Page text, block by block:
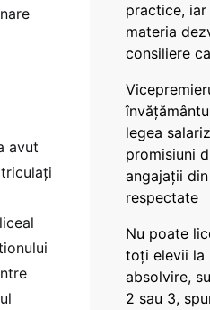
avut
practice,
materia
consiliere
legea
promisiuni
angajații
respectate
Nu poate
toți elevii la
absolvire,
2 sau 3,